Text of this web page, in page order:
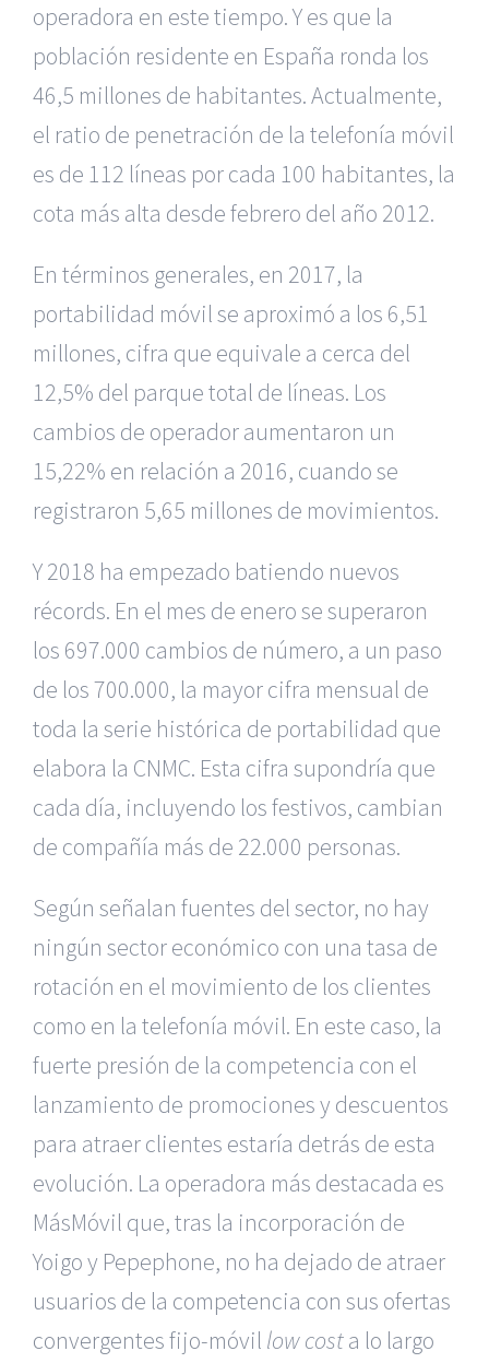
operadora en este tiempo. Y es que la
población residente en España ronda los
46,5 millones de habitantes. Actualmente,
el ratio de penetración de la telefonía móvil
es de 112 líneas por cada 100 habitantes, la
cota más alta desde febrero del año 2012.
En términos generales, en 2017, la
portabilidad móvil se aproximó a los 6,51
millones, cifra que equivale a cerca del
12,5% del parque total de líneas. Los
cambios de operador aumentaron un
15,22% en relación a 2016, cuando se
registraron 5,65 millones de movimientos.
Y 2018 ha empezado batiendo nuevos
récords. En el mes de enero se superaron
los 697.000 cambios de número, a un paso
de los 700.000, la mayor cifra mensual de
toda la serie histórica de portabilidad que
elabora la CNMC. Esta cifra supondría que
cada día, incluyendo los festivos, cambian
de compañía más de 22.000 personas.
Según señalan fuentes del sector, no hay
ningún sector económico con una tasa de
rotación en el movimiento de los clientes
como en la telefonía móvil. En este caso, la
fuerte presión de la competencia con el
lanzamiento de promociones y descuentos
para atraer clientes estaría detrás de esta
evolución. La operadora más destacada es
MásMóvil que, tras la incorporación de
Yoigo y Pepephone, no ha dejado de atraer
usuarios de la competencia con sus ofertas
convergentes fijo-móvil low costa lo largo